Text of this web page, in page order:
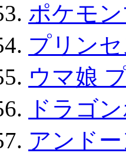
ポケモ
プリン
ウマ娘
ドラゴ
アンド